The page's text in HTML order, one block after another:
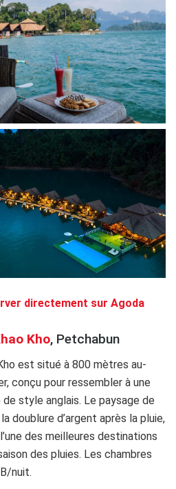
directement sur Agoda
Kho, Petchabun
est situé à 800 mètres au-
conçu pour ressembler à une
style anglais. Le paysage de
doublure d’argent après la pluie,
des meilleures destinations
des pluies. Les chambres
nuit.